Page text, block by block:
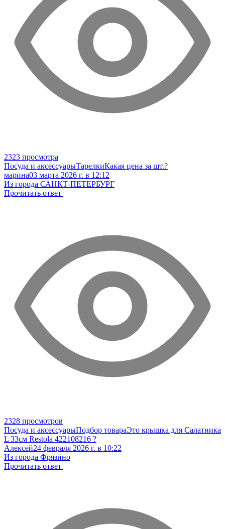
2323 просмотра
Посуда и аксессуарыТарелкиКакая цена за шт.?
марина03 марта 2026 г. в 12:12
Из города САНКТ-ПЕТЕРБУРГ
Прочитать ответ
2328 просмотров
Посуда и аксессуарыПодбор товараЭто крышка для Салатника
L 33см Restola 422108216 ?
Алексей24 февраля 2026 г. в 10:22
Из города Фрязино
Прочитать ответ